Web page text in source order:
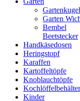
Gartenkugel
Garten
Bembel
Beetstecker
Handkäsedosen
Heringstopf
Karaffen
Kartoffeltöpfe
Knoblauchtöpfe
Kochlöffelbehälter
Kinder